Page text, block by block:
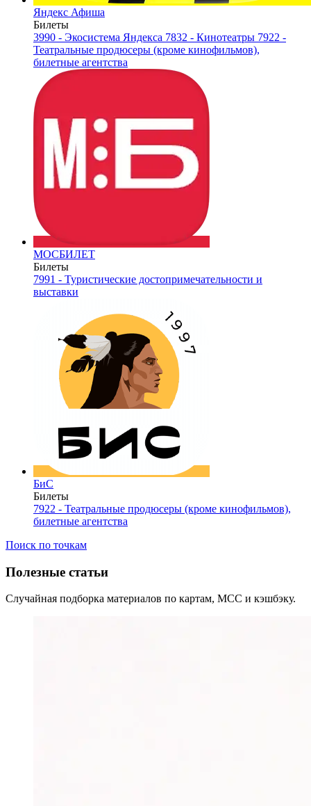
Яндекс Афиша
Билеты
3990 - Экосистема Яндекса 7832 - Кинотеатры 7922 -
Театральные продюсеры (кроме кинофильмов),
билетные агентства
МОСБИЛЕТ
Билеты
7991 - Туристические достопримечательности и
выставки
БиС
Билеты
7922 - Театральные продюсеры (кроме кинофильмов),
билетные агентства
Поиск по точкам
Полезные статьи
Случайная подборка материалов по картам, MCC и кэшбэку.